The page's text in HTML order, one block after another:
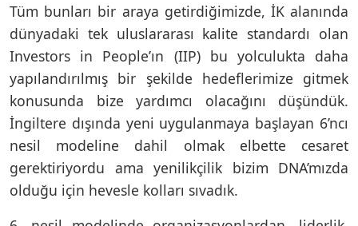
Tüm bunları bir araya getirdiğimizde, İK alanında
dünyadaki tek uluslararası kalite standardı olan
Investors in People’ın (IIP) bu yolculukta daha
yapılandırılmış bir şekilde hedeflerimize gitmek
konusunda bize yardımcı olacağını düşündük.
İngiltere dışında yeni uygulanmaya başlayan 6’ncı
nesil modeline dahil olmak elbette cesaret
gerektiriyordu ama yenilikçilik bizim DNA’mızda
olduğu için hevesle kolları sıvadık.